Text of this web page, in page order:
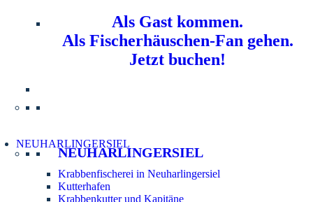
Als Gast kommen.
Als Fischerhäuschen-Fan gehen.
Jetzt buchen!
NEUHARLINGERSIEL
NEUHARLINGERSIEL
Krabbenfischerei in Neuharlingersiel
Kutterhafen
Krabbenkutter und Kapitäne